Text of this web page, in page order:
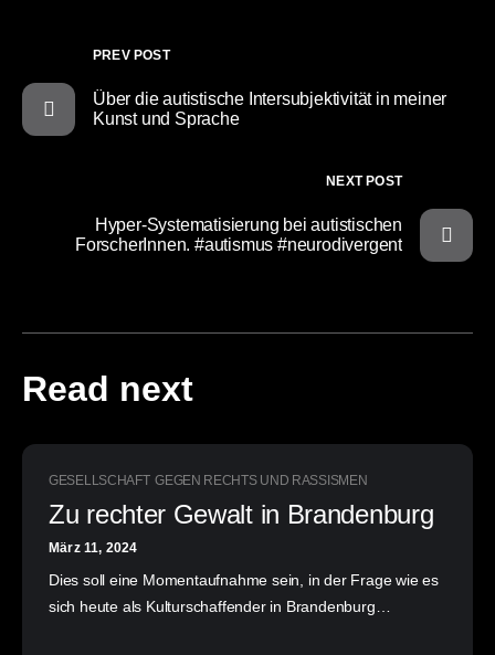
PREV POST
Über die autistische Intersubjektivität in meiner
Kunst und Sprache
NEXT POST
Hyper-Systematisierung bei autistischen
ForscherInnen. #autismus #neurodivergent
Read next
GESELLSCHAFT GEGEN RECHTS UND RASSISMEN
Zu rechter Gewalt in Brandenburg
März 11, 2024
Dies soll eine Momentaufnahme sein, in der Frage wie es
sich heute als Kulturschaffender in Brandenburg…